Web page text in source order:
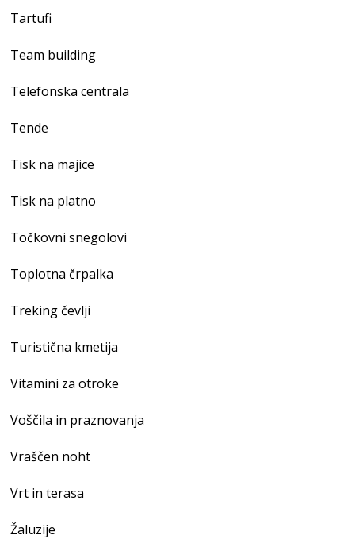
Tartufi
Team building
Telefonska centrala
Tende
Tisk na majice
Tisk na platno
Točkovni snegolovi
Toplotna črpalka
Treking čevlji
Turistična kmetija
Vitamini za otroke
Voščila in praznovanja
Vraščen noht
Vrt in terasa
Žaluzije